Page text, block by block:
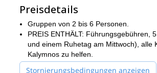
Toprope- & Vorstiegsklettern
Sicheres Vorstiegsklettern & Sichern
Sicherheitsfähigkeiten
Wie wird es funktionieren? Unser
Stalaktiten machen werden. Am Abend
Preisdetails
Gruppen von 2 bis 6 Personen.
PREIS ENTHÄLT: Führungsgebühren,
und einem Ruhetag am Mittwoch), alle
Kalymnos zu helfen.
Stornierungsbedingungen anzeigen